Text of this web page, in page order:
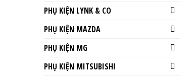
PHỤ KIỆN LYNK & CO
PHỤ KIỆN MAZDA
PHỤ KIỆN MG
PHỤ KIỆN MITSUBISHI